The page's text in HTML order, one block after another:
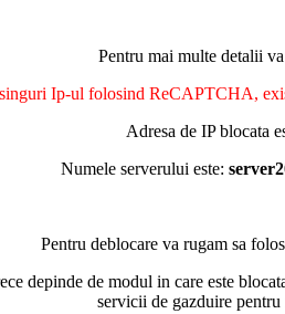
Pentru mai multe detalii
Ip-ul folosind ReCAPTCHA,
Adresa de IP blocata
Numele serverului este:
Pentru deblocare va rugam sa
depinde de modul in care este
servicii de gazduire